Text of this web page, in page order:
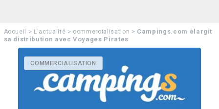
Accueil > L'actualité > commercialisation > Campings.com élargit
sa distribution avec Voyages Pirates
COMMERCIALISATION